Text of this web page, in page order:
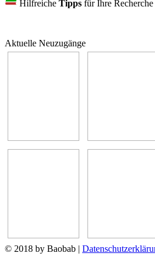
Hilfreiche Tipps für Ihre
Aktuelle Neuzugänge
© 2018 by Baobab |